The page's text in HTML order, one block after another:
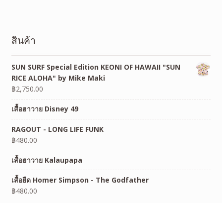
สินค้า
SUN SURF Special Edition KEONI OF HAWAII "SUN
RICE ALOHA" by Mike Maki
฿2,750.00
เสื้อฮาวาย Disney 49
RAGOUT - LONG LIFE FUNK
฿480.00
เสื้อฮาวาย Kalaupapa
เสื้อยืด Homer Simpson - The Godfather
฿480.00